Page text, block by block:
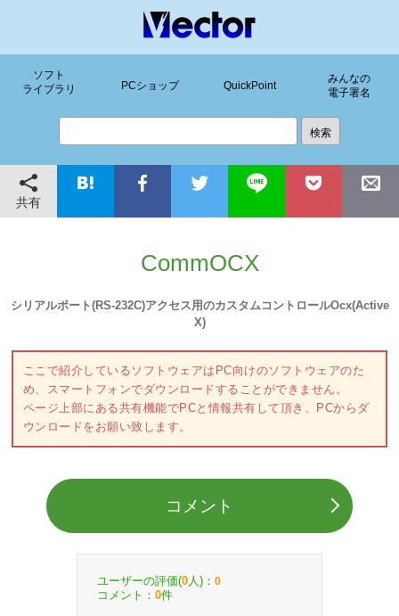
ソフト
ライブラリ
PCショップ QuickPoint
みんなの
電子署名
共有
CommOCX
シリアルポート(RS-232C)アクセス用のカスタムコントロールOcx(Active
X)
ここで紹介しているソフトウェアはPC向けのソフトウェアのた
め、スマートフォンでダウンロードすることができません。
ページ上部にある共有機能でPCと情報共有して頂き、PCからダ
ウンロードをお願い致します。
コメント
ユーザーの評価(0 人)： 0
コメント： 0件